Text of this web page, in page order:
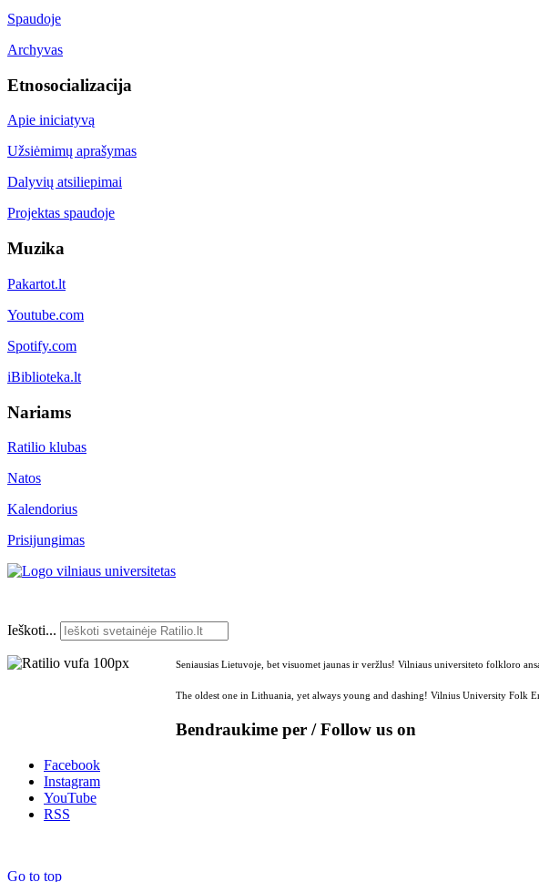
Spaudoje
Archyvas
Etnosocializacija
Apie iniciatyvą
Užsiėmimų aprašymas
Dalyvių atsiliepimai
Projektas spaudoje
Muzika
Pakartot.lt
Youtube.com
Spotify.com
iBiblioteka.lt
Nariams
Ratilio klubas
Natos
Kalendorius
Prisijungimas
Ieškoti...
Seniausias Lietuvoje, bet visuomet jaunas ir veržlus! Vilniaus universiteto folkloro
The oldest one in Lithuania, yet always young and dashing! Vilnius University Folk
Bendraukime per / Follow us on
Facebook
Instagram
YouTube
RSS
Go to top